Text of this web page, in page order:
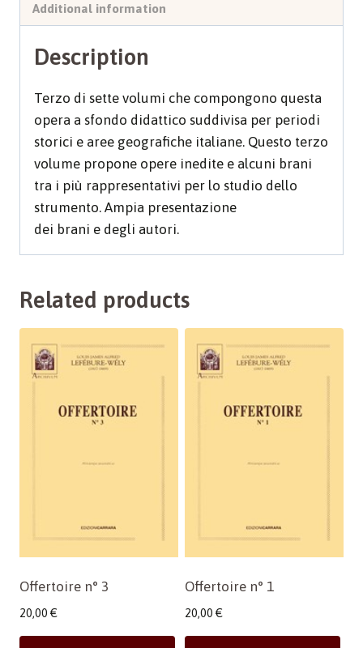
Additional information
Description
Terzo di sette volumi che compongono questa
opera a sfondo didattico suddivisa per periodi
storici e aree geografiche italiane. Questo terzo
volume propone opere inedite e alcuni brani
tra i più rappresentativi per lo studio dello
strumento. Ampia presentazione
dei brani e degli autori.
Related products
Offertoire n° 3
20,00 €
Offertoire n° 1
20,00 €